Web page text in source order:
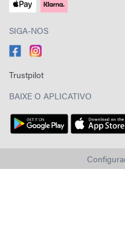
SIGA-NOS
Trustpilot
BAIXE O APLICATIVO